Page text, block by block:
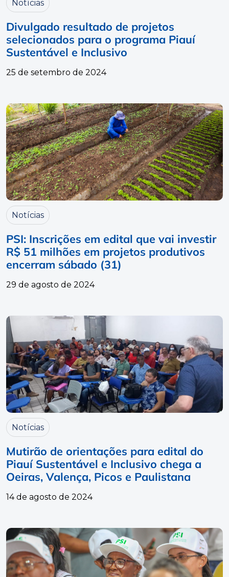
Notícias
Divulgado resultado de projetos
selecionados para o programa Piauí
Sustentável e Inclusivo
25 de setembro de 2024
Notícias
PSI: Inscrições em edital que vai investir
R$ 51 milhões em projetos produtivos
encerram sábado (31)
29 de agosto de 2024
Notícias
Mutirão de orientações para edital do
Piauí Sustentável e Inclusivo chega a
Oeiras, Valença, Picos e Paulistana
14 de agosto de 2024